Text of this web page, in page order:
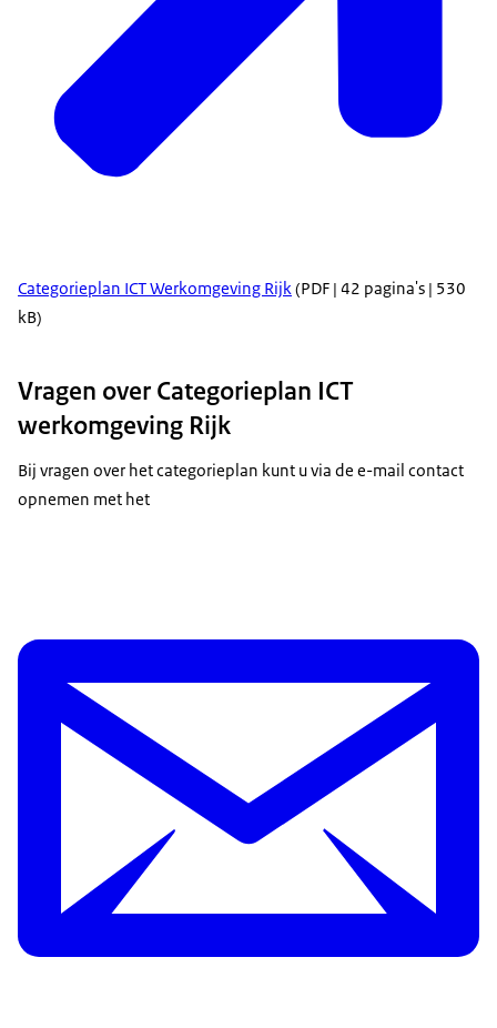
Categorieplan ICT Werkomgeving Rijk(PDF | 42 pagina's | 530
kB)
Vragen over Categorieplan ICT
werkomgeving Rijk
Bij vragen over het categorieplan kunt u via de e-mail contact
opnemen met het